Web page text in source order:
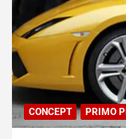
CONCEPT PRIMO
v
o
R
e
c
o
r
o
n
f
e
r
m
a